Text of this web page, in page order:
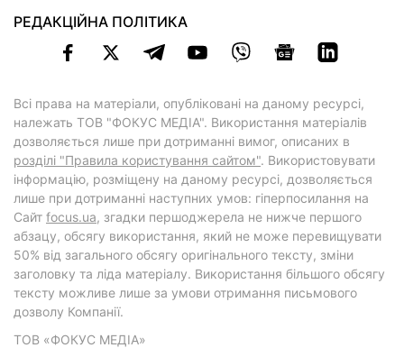
РЕДАКЦІЙНА ПОЛІТИКА
Всі права на матеріали, опубліковані на даному ресурсі,
належать ТОВ "ФОКУС МЕДІА". Використання матеріалів
дозволяється лише при дотриманні вимог, описаних в
розділі "Правила користування сайтом". Використовувати
інформацію, розміщену на даному ресурсі, дозволяється
лише при дотриманні наступних умов: гіперпосилання на
Cайт focus.ua, згадки першоджерела не нижче першого
абзацу, обсягу використання, який не може перевищувати
50% від загального обсягу оригінального тексту, зміни
заголовку та ліда матеріалу. Використання більшого обсягу
тексту можливе лише за умови отримання письмового
дозволу Компанії.
ТОВ «ФОКУС МЕДІА»